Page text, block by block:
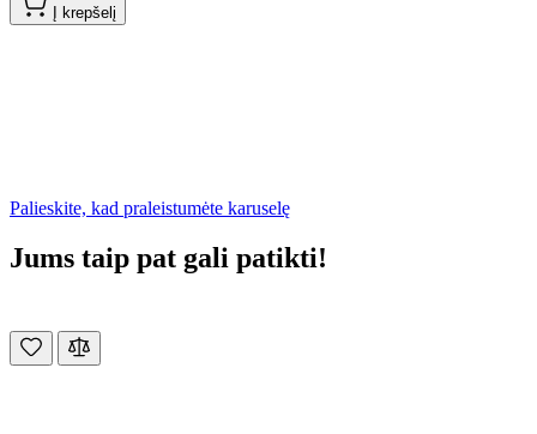
Į krepšelį
Palieskite, kad praleistumėte karuselę
Jums taip pat gali patikti!